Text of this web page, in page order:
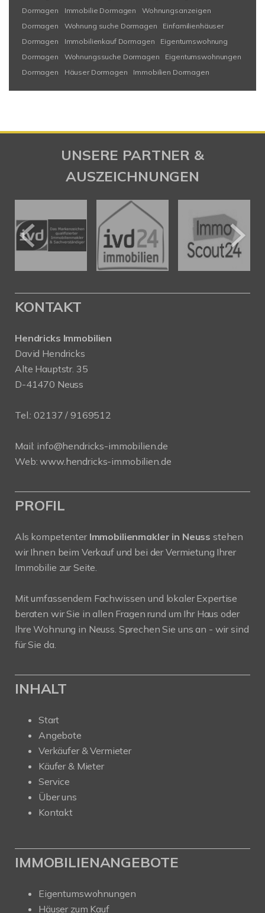
Dormagen
Immobilie Dormagen
Wohnungsanzeigen
Dormagen
Wohnung suche Dormagen
Einfamilienhäuser
Dormagen
Immobilienkauf Dormagen
Eigentumswohnung
Dormagen
Wohnungssuche Dormagen
Eigentumswohnungen
Dormagen
Häuser Dormagen Immobilien Dormagen
UNSERE PARTNER &
AUSZEICHNUNGEN
KONTAKT
Hendricks Immobilien
David Hendricks
Alte Hauptstr. 35
D-41470 Neuss
Tel.: 02137 / 9169512
Mail: info@hendricks-immobilien.de
Web:www.hendricks-immobilien.de
PROFIL
Als kompetenter Immobilienmakler in Neuss stehen
wir Ihnen beim Verkauf und bei der Vermietung Ihrer
Immobilie zur Seite.
Mit umfassendem Fachwissen und lokaler Expertise
beraten wir Sie in allen Fragen rund um Ihr Haus oder
Ihre Wohnung in Neuss. Sprechen Sie uns an - wir sind
für Sie da.
INHALT
Start
Angebote
Verkäufer & Vermieter
Käufer & Mieter
Service
Über uns
Kontakt
IMMOBILIENANGEBOTE
Eigentumswohnungen
Häuser zum Kauf